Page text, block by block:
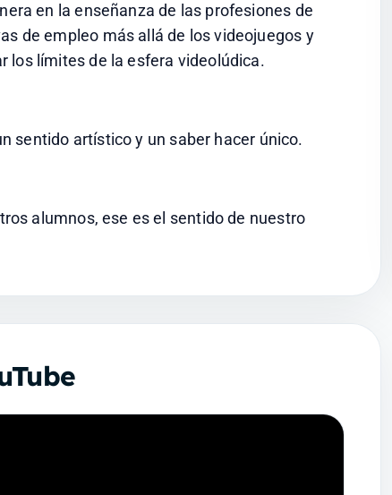
en la enseñanza de las profesiones de
de empleo más allá de los videojuegos y
los límites de la esfera videolúdica.
sentido artístico y un saber hacer único.
alumnos, ese es el sentido de nuestro